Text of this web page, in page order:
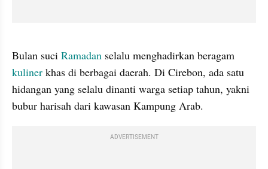
Bulan suci Ramadan
kuliner khas di berbagai daerah. Di Cirebon, ada satu
hidangan yang selalu dinanti warga setiap tahun, yakni
bubur harisah dari kawasan Kampung Arab.
ADVERTISEMENT